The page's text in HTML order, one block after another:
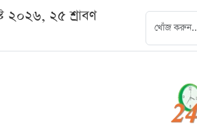
২০২৬, ২৫ শ্রাবণ